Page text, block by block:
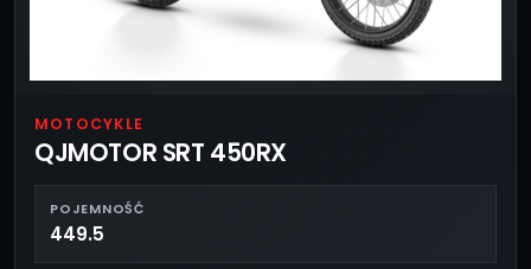
MOTOCYKLE
QJMOTOR SRT 450RX
POJEMNOŚĆ
449.5